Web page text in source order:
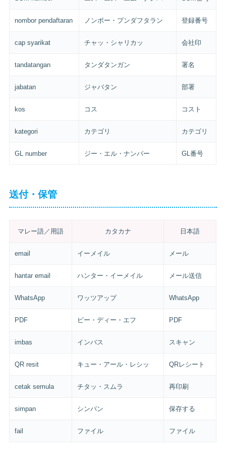
nombor pendaftaran ノンボー・プンダフタラン 登録番号
cap syarikat チャッ・シャリカッ 会社印
tandatangan タンダタンガン 署名
jabatan ジャバタン 部署
kos コス コスト
kategori カテゴリ カテゴリ
GL number ジー・エル・ナンバー GL番号
送付・保管
マレー語／用語 カタカナ 日本語
email イーメイル メール
hantar email ハンター・イーメイル メール送信
WhatsApp ワッツアップ WhatsApp
PDF ピー・ディー・エフ PDF
imbas インバス スキャン
QR resit キュー・アール・レシッ QRレシート
cetak semula チタッ・スムラ 再印刷
simpan シンパン 保存する
fail ファイル ファイル